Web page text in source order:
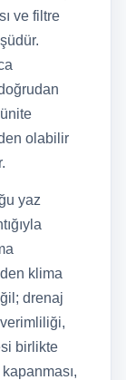
ve filtre
olabilir
yaz
klima
drenaj
birlikte